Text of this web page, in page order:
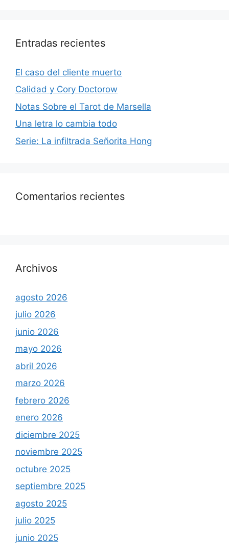
Entradas recientes
El caso del cliente muerto
Calidad y Cory Doctorow
Notas Sobre el Tarot de Marsella
Una letra lo cambia todo
Serie: La infiltrada Señorita Hong
Comentarios recientes
Archivos
agosto 2026
julio 2026
junio 2026
mayo 2026
abril 2026
marzo 2026
febrero 2026
enero 2026
diciembre 2025
noviembre 2025
octubre 2025
septiembre 2025
agosto 2025
julio 2025
junio 2025